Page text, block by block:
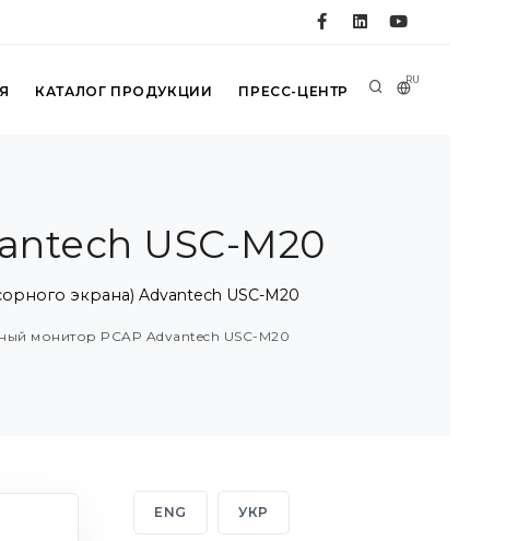
RU
КАТАЛОГ ПРОДУКЦИИ ПРЕСС-ЦЕНТР
USC-M20
экрана) Advantech USC-M20
монитор PCAP Advantech USC-M20
ENG УКР